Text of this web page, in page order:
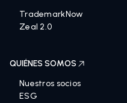
TrademarkNow
Zeal 2.0
QUIÉNES SOMOS
Nuestros socios
ESG